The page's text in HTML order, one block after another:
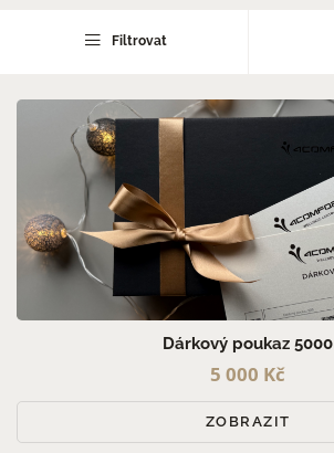
PRO ŽENY (12)
Filtrovat
Dárkový poukaz 5000
5 000 Kč
ZOBRAZIT